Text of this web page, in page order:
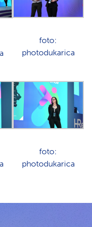
foto:
photodukarica
foto:
photodukarica